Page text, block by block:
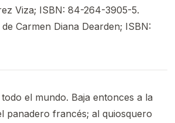
Viza; ISBN: 84-264-3905-5.
Carmen Diana Dearden; ISBN:
el mundo. Baja entonces a la
panadero francés; al quiosquero